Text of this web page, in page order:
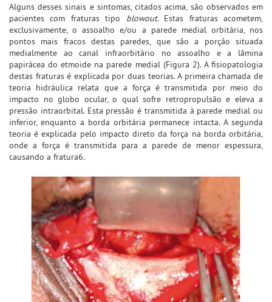
Alguns desses sinais e sintomas, citados acima, são observados em
pacientes com fraturas tipo blowout. Estas fraturas acometem,
exclusivamente, o assoalho e/ou a parede medial orbitária, nos
pontos mais fracos destas paredes, que são a porção situada
medialmente ao canal infraorbitário no assoalho e a lâmina
papirácea do etmoide na parede medial (Figura 2). A fisiopatologia
destas fraturas é explicada por duas teorias. A primeira chamada de
teoria hidráulica relata que a força é transmitida por meio do
impacto no globo ocular, o qual sofre retropropulsão e eleva a
pressão intraorbital. Esta pressão é transmitida à parede medial ou
inferior, enquanto a borda orbitária permanece intacta. A segunda
teoria é explicada pelo impacto direto da força na borda orbitária,
onde a força é transmitida para a parede de menor espessura,
causando a fratura6.